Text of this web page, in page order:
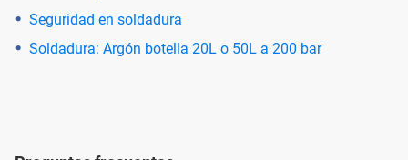
Seguridad en soldadura
Soldadura: Argón botella 20L o 50L a 200 bar